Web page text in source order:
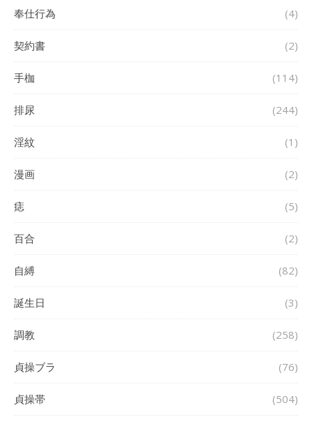
奉仕行為 (4)
契約書 (2)
手枷 (114)
排尿 (244)
淫紋 (1)
漫画 (2)
痣 (5)
百合 (2)
自縛 (82)
誕生日 (3)
調教 (258)
貞操ブラ (76)
貞操帯 (504)